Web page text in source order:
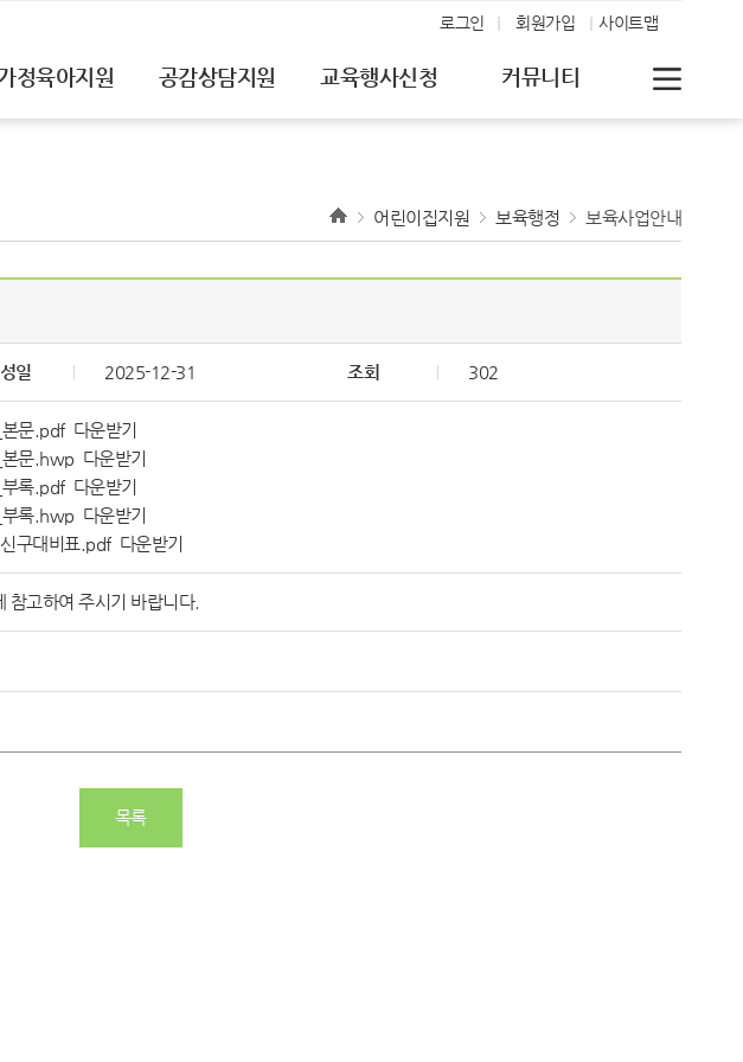
로그인 회원가입 사이트맵
정육아지원 공감상담지원 교육행사신청 커뮤니티
어린이집지원 보육행정 보육사업안내
일 2025-12-31 조회 302
문.pdf 다운받기
문.hwp 다운받기
록.pdf 다운받기
록.hwp 다운받기
구대비표.pdf 다운받기
고하여 주시기 바랍니다.
목록